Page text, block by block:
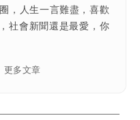
，人生一言難盡，喜歡
社會新聞還是最愛，你
更多文章